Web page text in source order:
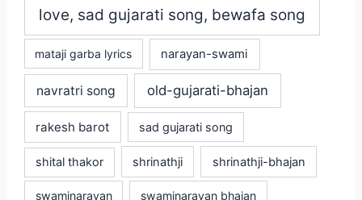
love, sad gujarati song, bewafa song
mataji garba lyrics narayan-swami
navratri song old-gujarati-bhajan
rakesh barot sad gujarati song
shital thakor shrinathji shrinathji-bhajan
swaminarayan swaminarayan bhajan